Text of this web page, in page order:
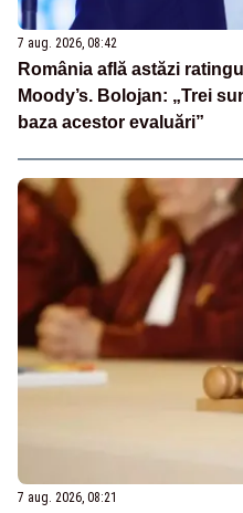
7 aug. 2026, 08:42
România află astăzi
Moody’s. Bolojan: „Trei
baza acestor evaluări”
7 aug. 2026, 08:21